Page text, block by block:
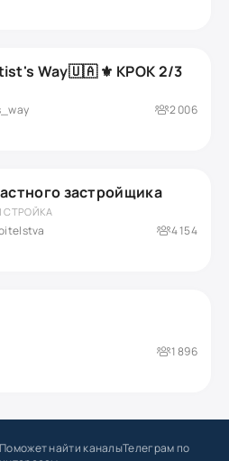
Way🇺🇦 ⚜ КРОК 2/3
2 006
застройщика
СТРОЙКА
4 154
1 896
Поможет найти каналыТелеграм по